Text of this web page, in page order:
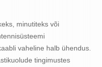
minutiteks või
vaheline halb ühendus.
tingimustes